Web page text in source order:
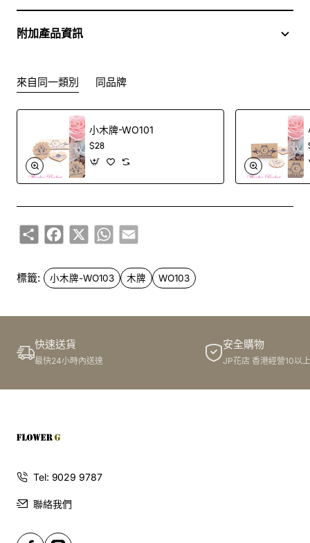
訂購鮮花及手工製品前,為保障客戶利益,請閱讀 條款及細則
此花束價格不適用於(情人節期間 4/2-16/2)
附加產品資訊
來自同一類別 同品牌
小木牌-WO101
$28
ShareFacebook
X WhatsApp
Email
標籤: 小木牌-WO103 木牌 WO103
快速送貨
最快24小時內送達
安全購物
JP花店 香港經營10以
Tel: 9029 9787
聯絡我們